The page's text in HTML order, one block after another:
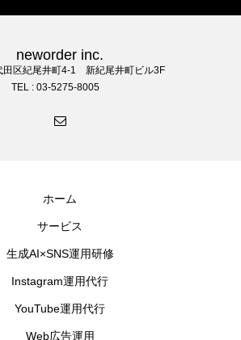
neworder inc.
田区紀尾井町4-1 新紀尾井町ビル3F
TEL : 03-5275-8005
ホーム
サービス
生成AI×SNS運用研修
Instagram運用代行
YouTube運用代行
Web広告運用